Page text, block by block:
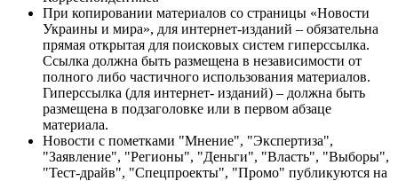
При копировании материалов со страницы «Новости
Украины и мира», для интернет-изданий – обязательна
прямая открытая для поисковых систем гиперссылка.
Ссылка должна быть размещена в независимости от
полного либо частичного использования материалов.
Гиперссылка (для интернет- изданий) – должна быть
размещена в подзаголовке или в первом абзаце
материала.
Новости с пометками "Мнение", "Экспертиза",
"Заявление", "Регионы", "Деньги", "Власть", "Выборы",
"Тест-драйв", "Спецпроекты", "Промо" публикуются на